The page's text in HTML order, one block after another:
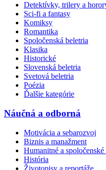
Detektívky, trilery a
Sci-fi a fantasy
Komiksy
Romantika
Spoločenská beletria
Klasika
Historické
Slovenská beletria
Svetová beletria
Poézia
Ďalšie kategórie
Náučná a odborná
Motivácia a sebarozvoj
Biznis a manažment
Humanitné a
História
Životopisy a reportáže